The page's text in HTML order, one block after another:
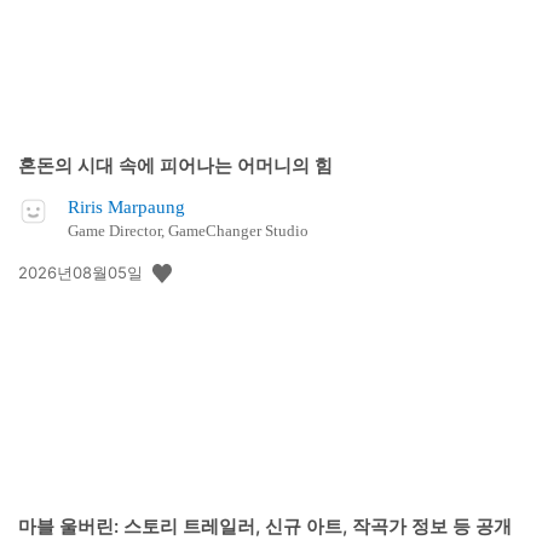
혼돈의 시대 속에 피어나는 어머니의 힘
Riris Marpaung
Game Director, GameChanger Studio
공
2026년08월05일
마블 울버린: 스토리 트레일러, 신규 아트, 작곡가 정보 등 공개